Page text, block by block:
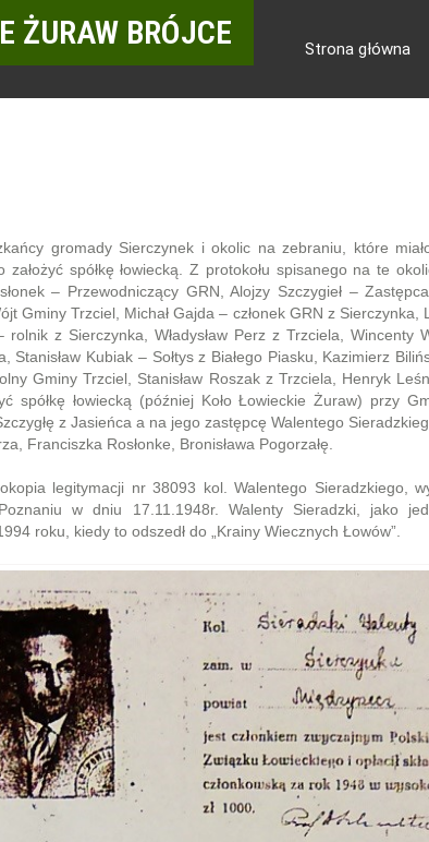
ŻURAW BRÓJCE Strona główna
gromady Sierczynek i okolic na zebraniu, które
założyć spółkę łowiecką. Z protokołu spisanego na te
– Przewodniczący GRN, Alojzy Szczygieł –
Gminy Trzciel, Michał Gajda – członek GRN z Sierczynka,
z Sierczynka, Władysław Perz z Trzciela, Wincenty
Stanisław Kubiak – Sołtys z Białego Piasku, Kazimierz
Gminy Trzciel, Stanisław Roszak z Trzciela, Henryk
spółkę łowiecką (później Koło Łowieckie Żuraw) przy
z Jasieńca a na jego zastępcę Walentego
Franciszka Rosłonke, Bronisława Pogorzałę.
legitymacji nr 38093 kol. Walentego Sieradzkiego,
w dniu 17.11.1948r. Walenty Sieradzki, jako
roku, kiedy to odszedł do „Krainy Wiecznych Łowów”.